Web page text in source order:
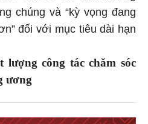
chúng và “kỳ vọng đang
đối với mục tiêu dài hạn
lượng công tác chăm sóc
ương